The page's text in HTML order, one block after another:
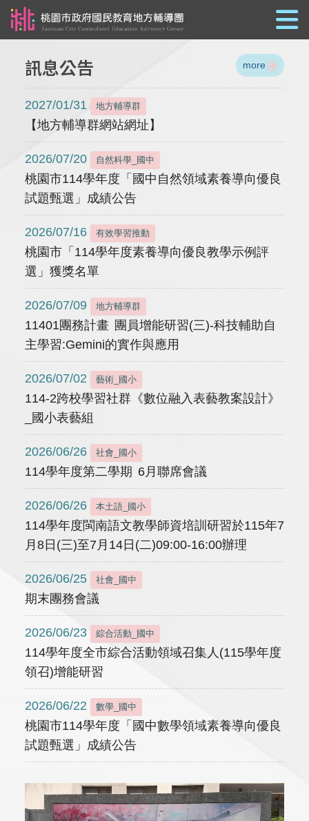
訊息公告 more
2027/01/31 地方輔導群
【地方輔導群網站網址】
2026/07/20 自然科學_國中
桃園市114學年度「國中自然領域素養導向優良
試題甄選」成績公告
2026/07/16 有效學習推動
桃園市「114學年度素養導向優良教學示例評
選」獲獎名單
2026/07/09 地方輔導群
11401團務計畫 團員增能研習(三)-科技輔助自
主學習:Gemini的實作與應用
2026/07/02 藝術_國小
114-2跨校學習社群《數位融入表藝教案設計》
_國小表藝組
2026/06/26 社會_國小
114學年度第二學期 6月聯席會議
2026/06/26 本土語_國小
114學年度閩南語文教學師資培訓研習於115年7
月8日(三)至7月14日(二)09:00-16:00辦理
2026/06/25 社會_國中
期末團務會議
2026/06/23 綜合活動_國中
114學年度全市綜合活動領域召集人(115學年度
領召)增能研習
2026/06/22 數學_國中
桃園市114學年度「國中數學領域素養導向優良
試題甄選」成績公告